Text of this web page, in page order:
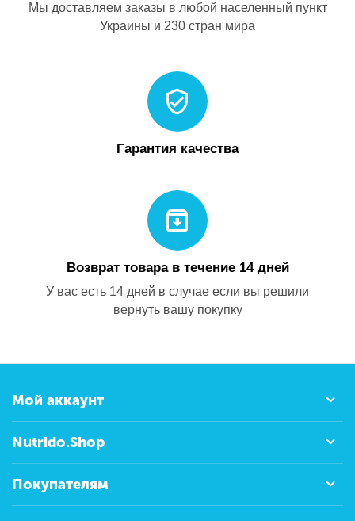
Мы доставляем заказы в любой населенный пункт
Украины и 230 стран мира
Гарантия качества
Возврат товара в течение 14 дней
У вас есть 14 дней в случае если вы решили
вернуть вашу покупку
Мой аккаунт
Nutrido.Shop
Покупателям